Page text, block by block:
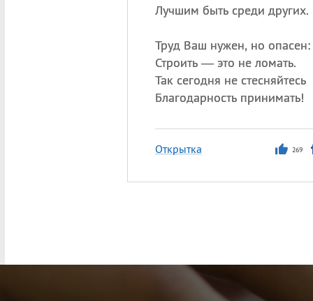
Лучшим быть среди других.
Труд Ваш нужен, но опасен:
Строить — это не ломать.
Так сегодня не стесняйтесь
Благодарность принимать!
Открытка 269